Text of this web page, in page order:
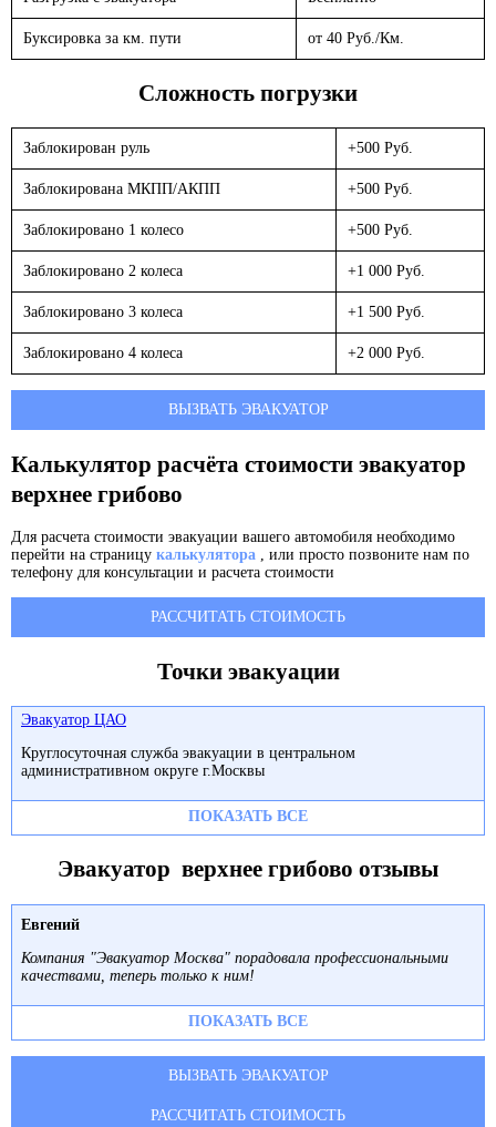
Буксировка за км. пути от 40 Руб./Км.
Сложность погрузки
Заблокирован руль +500 Руб.
Заблокирована МКПП/АКПП +500 Руб.
Заблокировано 1 колесо +500 Руб.
Заблокировано 2 колеса +1 000 Руб.
Заблокировано 3 колеса +1 500 Руб.
Заблокировано 4 колеса +2 000 Руб.
ВЫЗВАТЬ ЭВАКУАТОР
Калькулятор расчёта стоимости эвакуатор
верхнее грибово
Для расчета стоимости эвакуации вашего автомобиля необходимо
перейти на страницу калькулятора , или просто позвоните нам по
телефону для консультации и расчета стоимости
РАССЧИТАТЬ СТОИМОСТЬ
Точки эвакуации
Эвакуатор ЦАО
Круглосуточная служба эвакуации в центральном
административном округе г.Москвы
ПОКАЗАТЬ ВСЕ
Эвакуатор верхнее грибово отзывы
Евгений
Компания "Эвакуатор Москва" порадовала профессиональными
качествами, теперь только к ним!
ПОКАЗАТЬ ВСЕ
ВЫЗВАТЬ ЭВАКУАТОР
РАССЧИТАТЬ СТОИМОСТЬ